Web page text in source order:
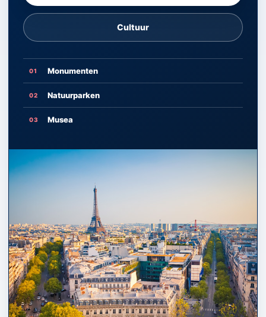
Cultuur
01 Monumenten
02 Natuurparken
03 Musea